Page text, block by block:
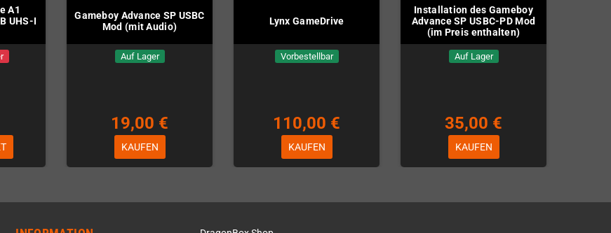
A1
UHS-I
Gameboy Advance SP USBC
Mod (mit Audio)
Auf Lager
19,00 €
KAUFEN
Lynx GameDrive
Vorbestellbar
110,00 €
KAUFEN
Installation des Gameboy
Advance SP USBC-PD Mod
(im Preis enthalten)
Auf Lager
35,00 €
KAUFEN